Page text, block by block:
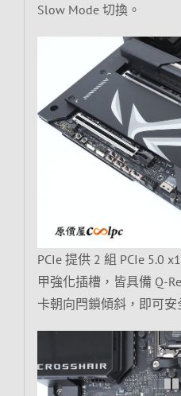
Slow Mode 切換。
PCIe 提供 2 組 PCIe 5.0
甲強化插槽，皆具備 Q-
卡朝向閂鎖傾斜，即可安